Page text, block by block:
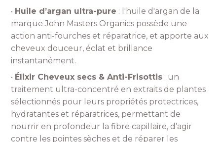
• Huile d’argan ultra-pure : l'huile d'argan de la
marque John Masters Organics possède une
action anti-fourches et réparatrice, et apporte aux
cheveux douceur, éclat et brillance
instantanément.
• Élixir Cheveux secs & Anti-Frisottis : un
traitement ultra-concentré en extraits de plantes
sélectionnés pour leurs propriétés protectrices,
hydratantes et réparatrices, permettant de
nourrir en profondeur la fibre capillaire, d’agir
contre les pointes sèches et de réparer les